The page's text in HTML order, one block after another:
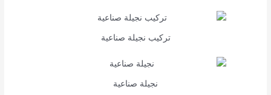
تركيب نجيلة صناعية
نجيلة صناعية